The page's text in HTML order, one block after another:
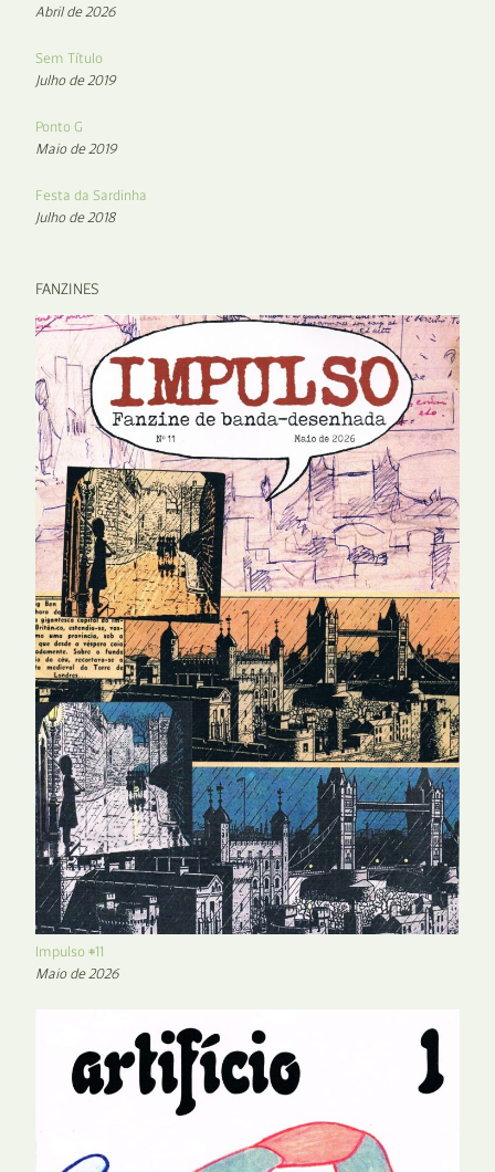
Abril de 2026
Sem Título
Julho de 2019
Ponto G
Maio de 2019
Festa da Sardinha
Julho de 2018
FANZINES
Impulso #11
Maio de 2026